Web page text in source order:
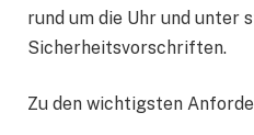
rund um die Uhr und unter
Sicherheitsvorschriften.
Zu den wichtigsten